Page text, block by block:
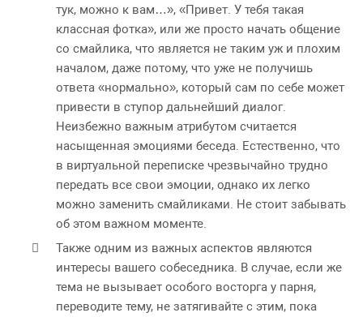
тук, можно к вам…», «Привет. У тебя такая
классная фотка», или же просто начать общение
со смайлика, что является не таким уж и плохим
началом, даже потому, что уже не получишь
ответа «нормально», который сам по себе может
привести в ступор дальнейший диалог.
Неизбежно важным атрибутом считается
насыщенная эмоциями беседа. Естественно, что
в виртуальной переписке чрезвычайно трудно
передать все свои эмоции, однако их легко
можно заменить смайликами. Не стоит забывать
об этом важном моменте.
Также одним из важных аспектов являются
интересы вашего собеседника. В случае, если же
тема не вызывает особого восторга у парня,
переводите тему, не затягивайте с этим, пока